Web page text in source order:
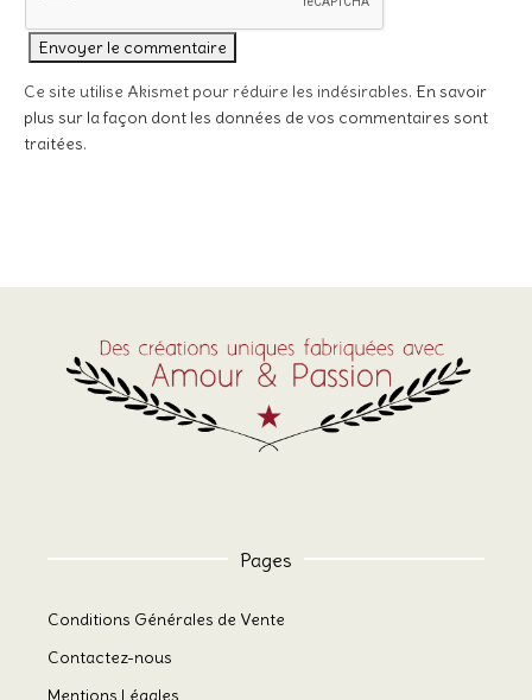
Ce site utilise Akismet pour réduire les indésirables. En savoir
plus sur la façon dont les données de vos commentaires sont
traitées.
Pages
Conditions Générales de Vente
Contactez-nous
Mentions Légales